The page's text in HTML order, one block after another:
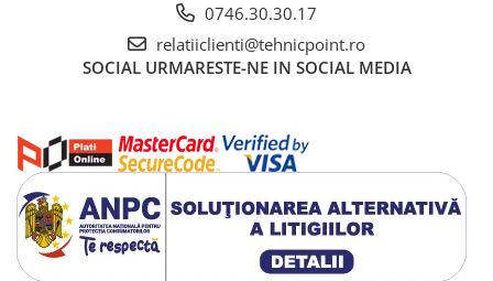
0746.30.30.17
relatiiclienti@tehnicpoint.ro
SOCIAL URMARESTE-NE IN SOCIAL MEDIA